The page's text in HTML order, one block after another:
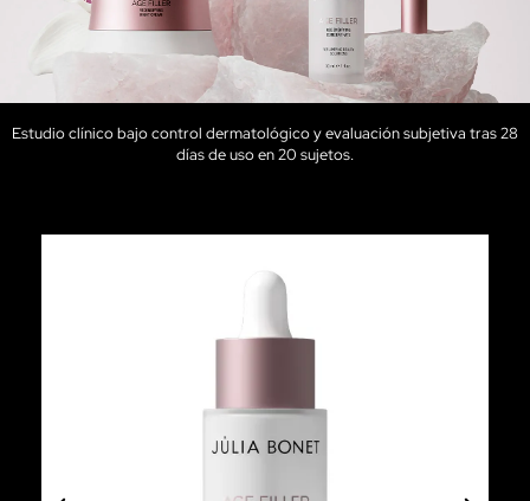
Estudio clínico bajo control dermatológico y evaluación subjetiva tras 28
días de uso en 20 sujetos.